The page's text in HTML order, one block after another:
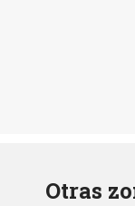
Otras